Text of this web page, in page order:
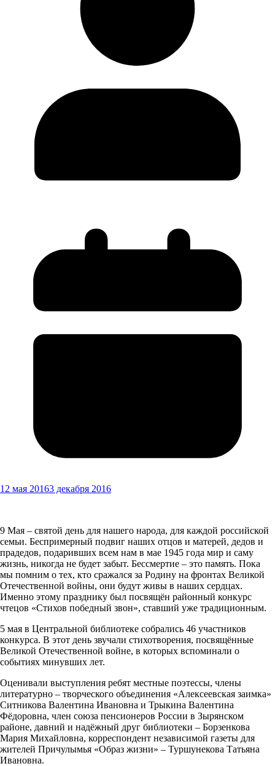
12 мая 20163 декабря 2016
9 Мая – святой день для нашего народа, для каждой российской
семьи. Беспримерный подвиг наших отцов и матерей, дедов и
прадедов, подаривших всем нам в мае 1945 года мир и саму
жизнь, никогда не будет забыт. Бессмертие – это память. Пока
мы помним о тех, кто сражался за Родину на фронтах Великой
Отечественной войны, они будут живы в наших сердцах.
Именно этому празднику был посвящён районный конкурс
чтецов «Стихов победный звон», ставший уже традиционным.
5 мая в Центральной библиотеке собрались 46 участников
конкурса. В этот день звучали стихотворения, посвящённые
Великой Отечественной войне, в которых вспоминали о
событиях минувших лет.
Оценивали выступления ребят местные поэтессы, члены
литературно – творческого объединения «Алексеевская заимка»
Ситникова Валентина Ивановна и Трыкина Валентина
Фёдоровна, член союза пенсионеров России в Зырянском
районе, давний и надёжный друг библиотеки – Борзенкова
Мария Михайловна, корреспондент независимой газеты для
жителей Причулымья «Образ жизни» – Туршунекова Татьяна
Ивановна.